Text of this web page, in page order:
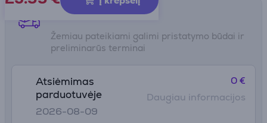
Pristatymo būdai
Žemiau pateikiami galimi pristatymo būdai ir
preliminarūs terminai
Atsiėmimas
parduotuvėje
2026-08-09
0 €
Daugiau informacijos